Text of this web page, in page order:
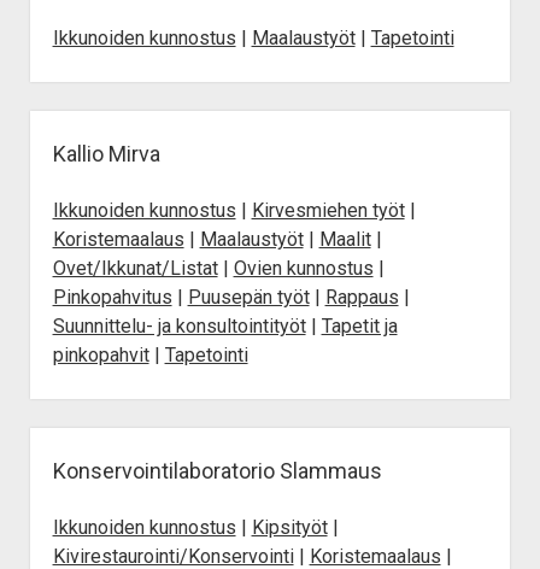
Ikkunoiden kunnostus | Maalaustyöt| Tapetointi
Kallio Mirva
Ikkunoiden kunnostus | Kirvesmiehen työt|
Koristemaalaus | Maalaustyöt| Maalit|
Ovet/Ikkunat/Listat| Ovien kunnostus |
Pinkopahvitus | Puusepän työt| Rappaus |
Suunnittelu- ja konsultointityöt| Tapetit ja
pinkopahvit| Tapetointi
Konservointilaboratorio Slammaus
Ikkunoiden kunnostus | Kipsityöt|
Kivirestaurointi/Konservointi| Koristemaalaus |